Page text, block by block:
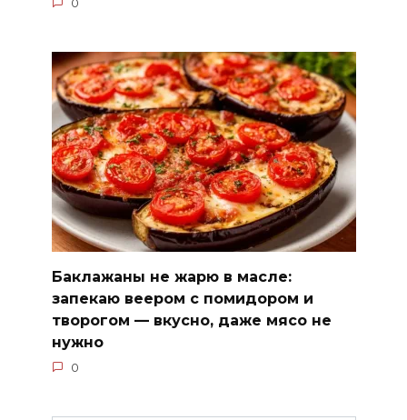
0
Баклажаны не жарю в масле:
запекаю веером с помидором и
творогом — вкусно, даже мясо не
нужно
0